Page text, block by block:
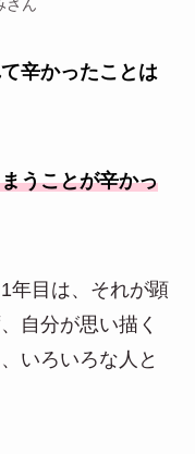
さん
辛かったことは
うことが辛かっ
年目は、それが顕
自分が思い描く
いろいろな人と